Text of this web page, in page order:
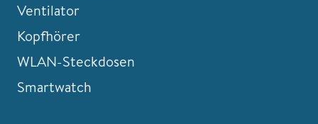
Ventilator
Kopfhörer
WLAN-Steckdosen
Smartwatch